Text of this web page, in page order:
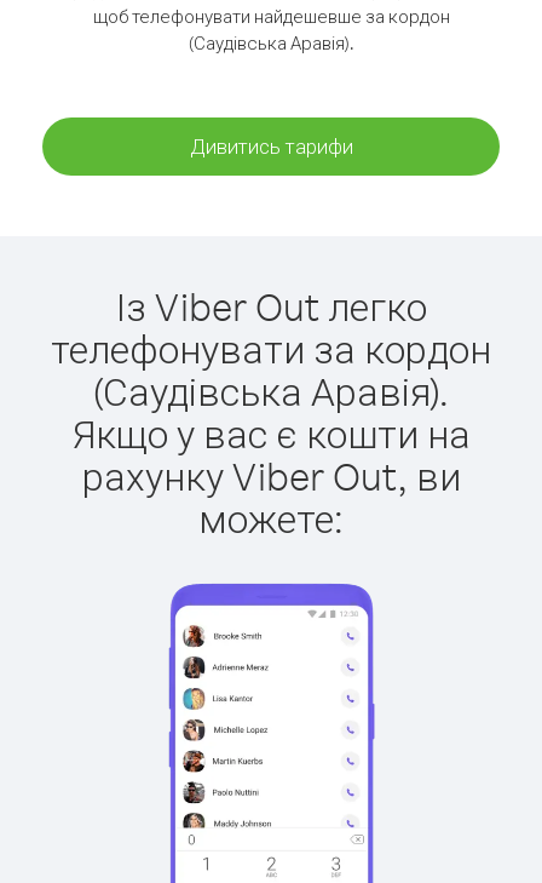
щоб телефонувати найдешевше за кордон
(Саудівська Аравія).
Дивитись тарифи
Із Viber Out легко
телефонувати за кордон
(Саудівська Аравія).
Якщо у вас є кошти на
рахунку Viber Out, ви
можете: